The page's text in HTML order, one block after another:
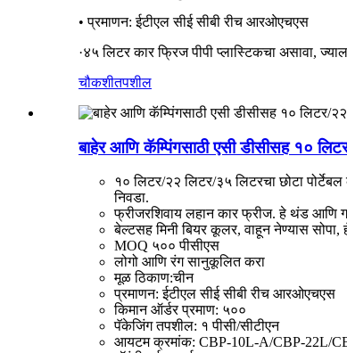
• प्रमाणन: ईटीएल सीई सीबी रीच आरओएचएस
·४५ लिटर कार फ्रिज पीपी प्लास्टिकचा असावा,
चौकशीतपशील
बाहेर आणि कॅम्पिंगसाठी एसी डीसीसह १०
१० लिटर/२२ लिटर/३५ लिटरचा छोटा
निवडा.
फ्रीजरशिवाय लहान कार फ्रीज. हे थंड आणि
बेल्टसह मिनी बियर कूलर, वाहून नेण्यास
MOQ ५०० पीसीएस
लोगो आणि रंग सानुकूलित करा
मूळ ठिकाण:चीन
प्रमाणन: ईटीएल सीई सीबी रीच आरओएचएस
किमान ऑर्डर प्रमाण: ५००
पॅकेजिंग तपशील: १ पीसी/सीटीएन
आयटम क्रमांक: CBP-10L-A/CBP-22L/